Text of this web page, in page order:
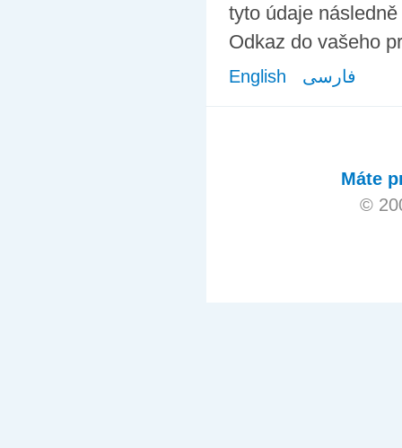
tyto údaje
Odkaz do vašeho
English فارسی
Máte
©